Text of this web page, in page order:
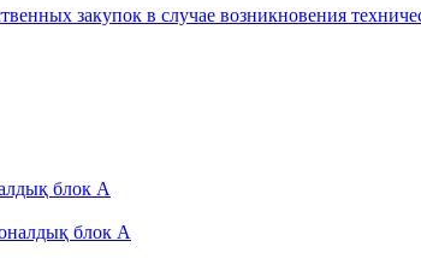
закупок в случае возникновения
блок А
блок А